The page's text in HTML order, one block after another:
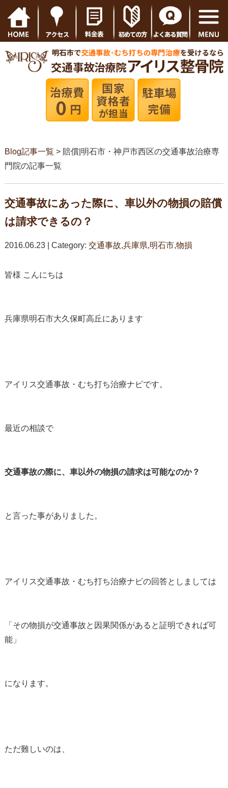
Blog記事一覧 > 賠償|明石市・神戸市西区の交通事故治療専
門院の記事一覧
交通事故にあった際に、車以外の物損の賠償
は請求できるの？
2016.06.23 | Category: 交通事故,兵庫県,明石市,物損
皆様 こんにちは
兵庫県明石市大久保町高丘にあります
アイリス交通事故・むち打ち治療ナビです。
最近の相談で
交通事故の際に、車以外の物損の請求は可能なのか？
と言った事がありました。
アイリス交通事故・むち打ち治療ナビの回答としましては
「その物損が交通事故と因果関係があると証明できれば可
能」
になります。
ただ難しいのは、